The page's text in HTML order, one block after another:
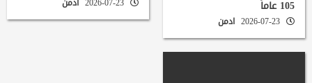
105 عاماً
ادمن